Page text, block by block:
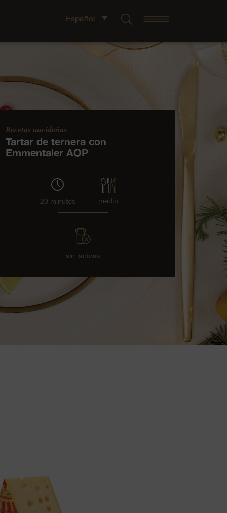
Español
Recetas navideñas
Tartar de ternera con
Emmentaler AOP
20 minutos medio
sin lactosa